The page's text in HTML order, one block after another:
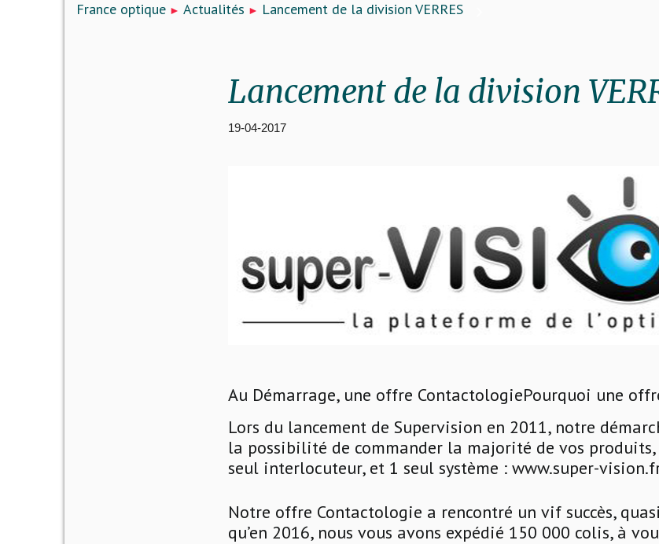
France optique Actualités Lancement de la division VERRES
Lancement de la division
19-04-2017
Au Démarrage, une offre Contactologie
Lors du lancement de Supervision en 2011, notre
la possibilité de commander la majorité de vos produits,
seul interlocuteur, et 1 seul système : www.super-
Notre offre Contactologie a rencontré un vif succès,
qu’en 2016, nous vous avons expédié 150 000 colis, à
Pourquoi une